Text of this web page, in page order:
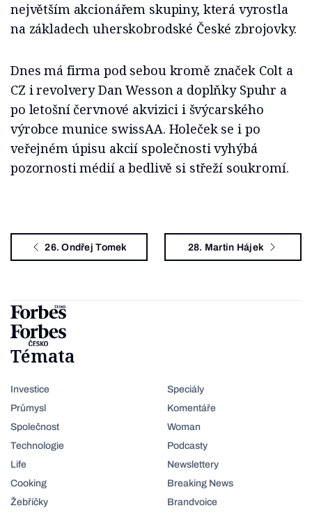
největším akcionářem skupiny, která vyrostla
na základech uherskobrodské České zbrojovky.
Dnes má firma pod sebou kromě značek Colt a
CZ i revolvery Dan Wesson a doplňky Spuhr a
po letošní červnové akvizici i švýcarského
výrobce munice swissAA. Holeček se i po
veřejném úpisu akcií společnosti vyhýbá
pozornosti médií a bedlivě si střeží soukromí.
26. Ondřej Tomek 28. Martin Hájek
Témata
Investice
Průmysl
Společnost
Technologie
Life
Cooking
Žebříčky
Speciály
Komentáře
Woman
Podcasty
Newslettery
Breaking News
Brandvoice